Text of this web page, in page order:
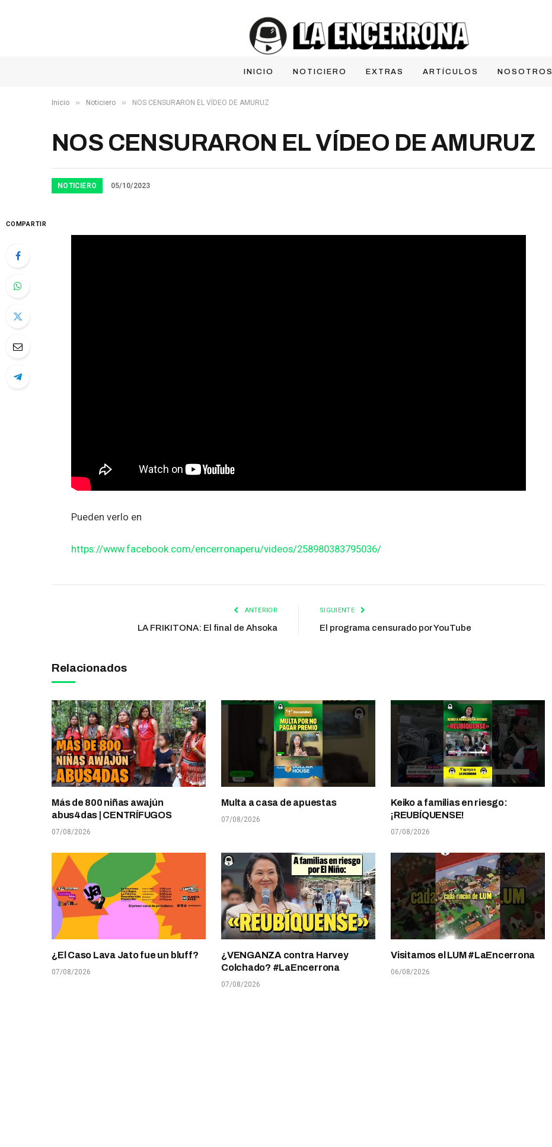
INICIO NOTICIERO EXTRAS ARTÍCULOS NOSOTROS
Inicio » Noticiero » NOS CENSURARON EL VÍDEO DE AMURUZ
NOS CENSURARON EL VÍDEO DE AMURUZ
NOTICIERO 05/10/2023
COMPARTIR
Pueden verlo en
https://www.facebook.com/encerronaperu/videos/258980383795036/
ANTERIOR
LA FRIKITONA: El final de Ahsoka
SIGUIENTE
El programa censurado por YouTube
Relacionados
Más de 800 niñas awajún
abus4das | CENTRÍFUGOS
07/08/2026
Multa a casa de apuestas
07/08/2026
Keiko a familias en riesgo:
¡REUBÍQUENSE!
07/08/2026
¿El Caso Lava Jato fue un bluff?
07/08/2026
¿VENGANZA contra Harvey
Colchado? #LaEncerrona
07/08/2026
Visitamos el LUM #LaEncerrona
06/08/2026